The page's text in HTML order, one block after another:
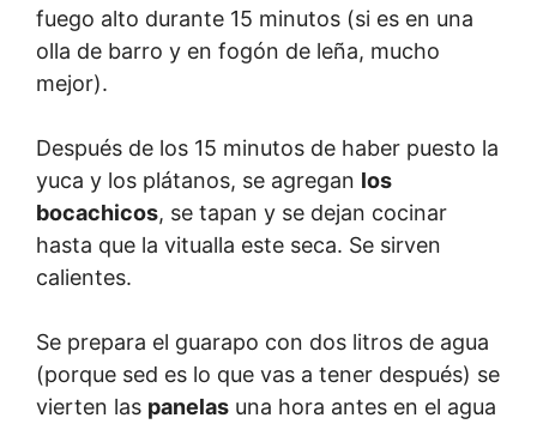
fuego alto durante 15 minutos (si es en una
olla de barro y en fogón de leña, mucho
mejor).
Después de los 15 minutos de haber puesto la
yuca y los plátanos, se agregan los
bocachicos, se tapan y se dejan cocinar
hasta que la vitualla este seca. Se sirven
calientes.
Se prepara el guarapo con dos litros de agua
(porque sed es lo que vas a tener después) se
vierten las panelas una hora antes en el agua